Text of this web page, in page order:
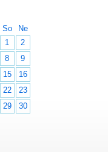
So
Ne
1
2
8
9
15
16
22
23
29
30